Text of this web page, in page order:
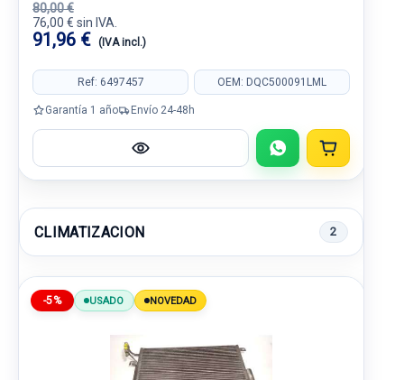
80,00 €
76,00 € sin IVA.
91,96 € (IVA incl.)
Ref: 6497457 OEM: DQC500091LML
Garantía 1 año Envío 24-48h
CLIMATIZACION 2
-5% USADO NOVEDAD